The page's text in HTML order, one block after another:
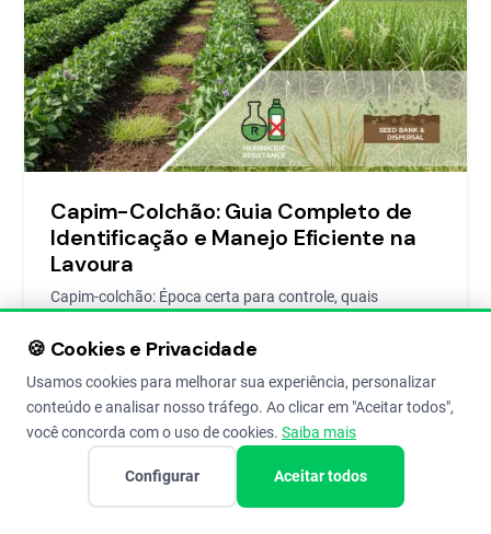
Capim-Colchão: Guia Completo de
Identificação e Manejo Eficiente na
Lavoura
Capim-colchão: Época certa para controle, quais
prejuízo da lavoura.
Henrique Fabrício Placido 8 de Aug de 2019 8
🍪 Cookies e Privacidade
Usamos cookies para melhorar sua experiência, personalizar
conteúdo e analisar nosso tráfego. Ao clicar em "Aceitar todos",
você concorda com o uso de cookies. Saiba mais
Configurar Aceitar todos